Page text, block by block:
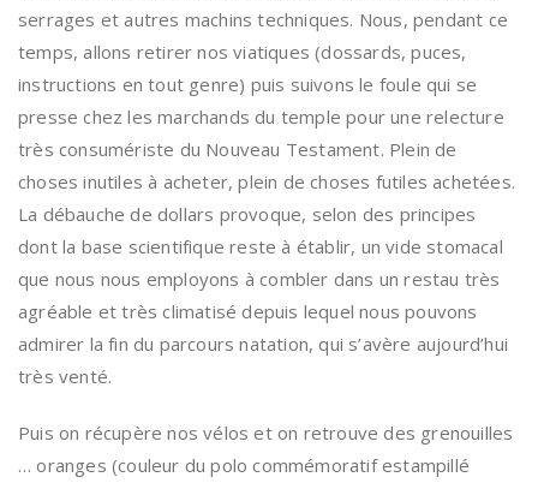
serrages et autres machins techniques. Nous, pendant ce
temps, allons retirer nos viatiques (dossards, puces,
instructions en tout genre) puis suivons le foule qui se
presse chez les marchands du temple pour une relecture
très consumériste du Nouveau Testament. Plein de
choses inutiles à acheter, plein de choses futiles achetées.
La débauche de dollars provoque, selon des principes
dont la base scientifique reste à établir, un vide stomacal
que nous nous employons à combler dans un restau très
agréable et très climatisé depuis lequel nous pouvons
admirer la fin du parcours natation, qui s’avère aujourd’hui
très venté.
Puis on récupère nos vélos et on retrouve des grenouilles
… oranges (couleur du polo commémoratif estampillé